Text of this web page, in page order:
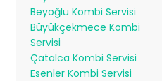
Beyoğlu Kombi Servisi
Büyükçekmece Kombi
Servisi
Çatalca Kombi Servisi
Esenler Kombi Servisi